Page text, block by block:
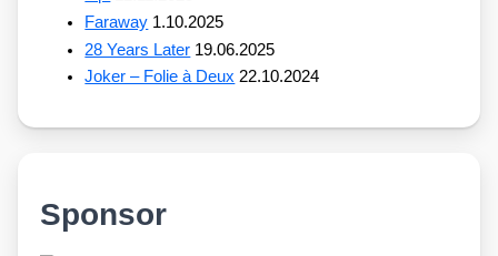
Faraway 1.10.2025
28 Years Later 19.06.2025
Joker – Folie à Deux 22.10.2024
Sponsor